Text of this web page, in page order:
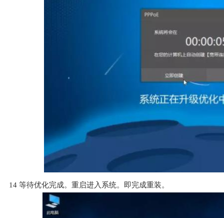
14 等待优化完成。重启进入系统。即完成重装。